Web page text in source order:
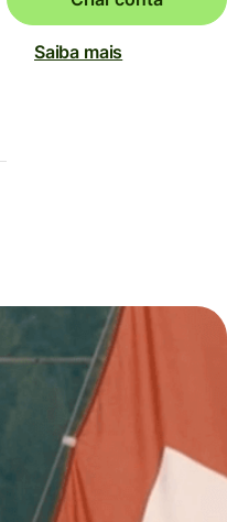
Saiba mais